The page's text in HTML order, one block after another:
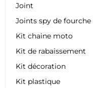
Joint
Joints spy de fourche
Kit chaine moto
Kit de rabaissement
Kit décoration
Kit plastique